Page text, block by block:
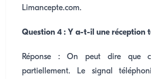
Limancepte.com.
Question 4 : Y a-t-il une réception
Réponse : On peut dire que
partiellement. Le signal